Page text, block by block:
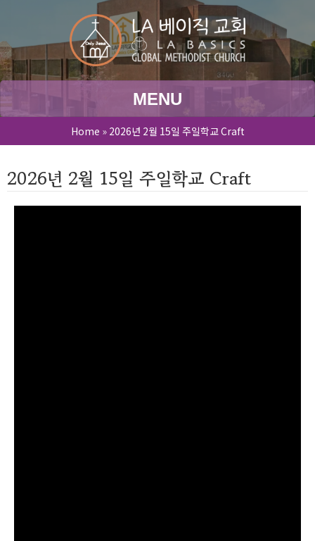
MENU
Home » 2026년 2월 15일 주일학교 Craft
2026년 2월 15일 주일학교 Craft